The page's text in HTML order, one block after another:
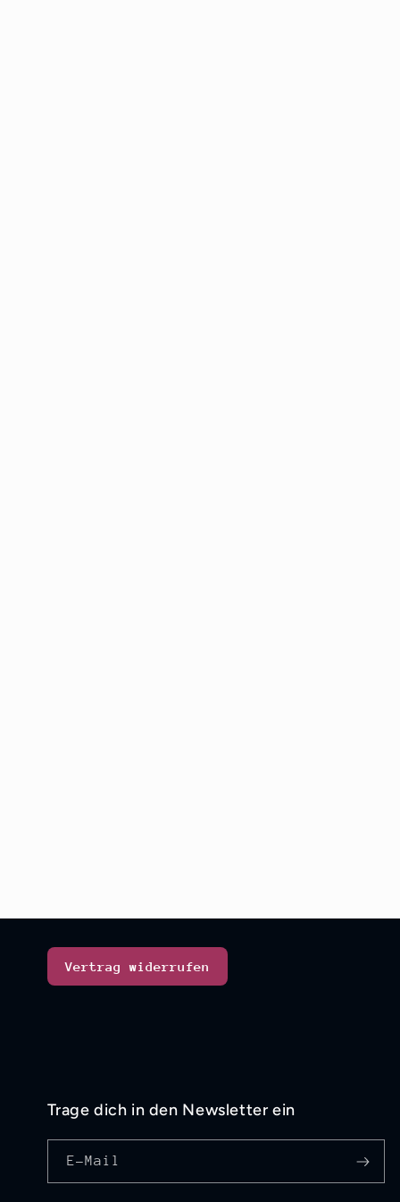
Vertrag widerrufen
Trage dich in den Newsletter ein
E-Mail